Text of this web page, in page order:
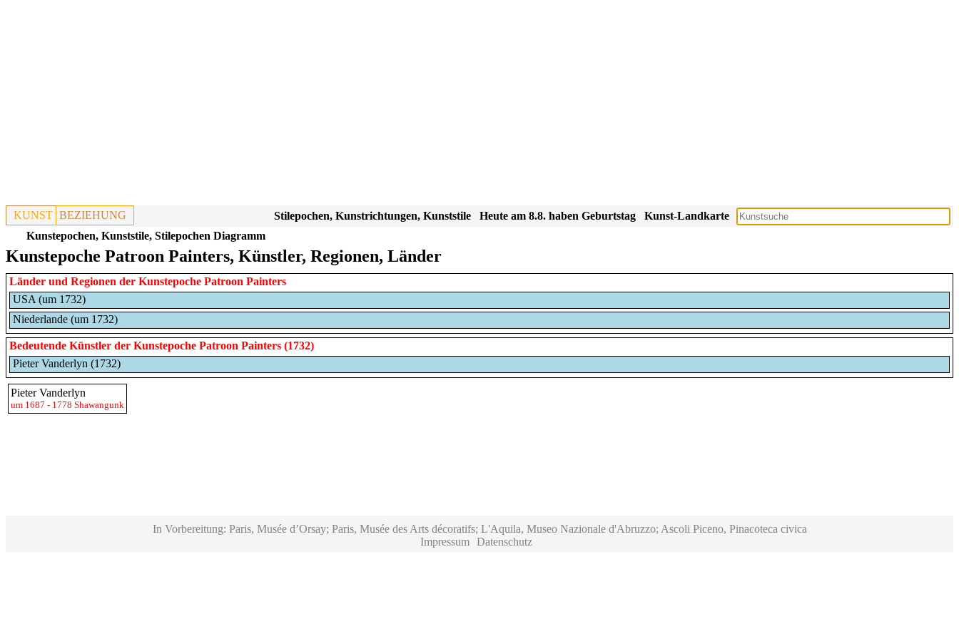
KUNST BEZIEHUNG Kunst-Landkarte
Heute am 8.8. haben Geburtstag
Stilepochen, Kunstrichtungen, Kunststile
Kunstepochen, Kunststile, Stilepochen Diagramm
Kunstepoche Patroon Painters, Künstler, Regionen, Länder
Länder und Regionen der Kunstepoche Patroon Painters
USA (um 1732)
Niederlande (um 1732)
Bedeutende Künstler der Kunstepoche Patroon Painters (1732)
Pieter Vanderlyn (1732)
Pieter Vanderlyn
um 1687 - 1778 Shawangunk
In Vorbereitung: Paris, Musée d’Orsay; Paris, Musée des Arts décoratifs; L'Aquila, Museo Nazionale d'Abruzzo; Ascoli Piceno, Pinacoteca civica
Impressum
Datenschutz